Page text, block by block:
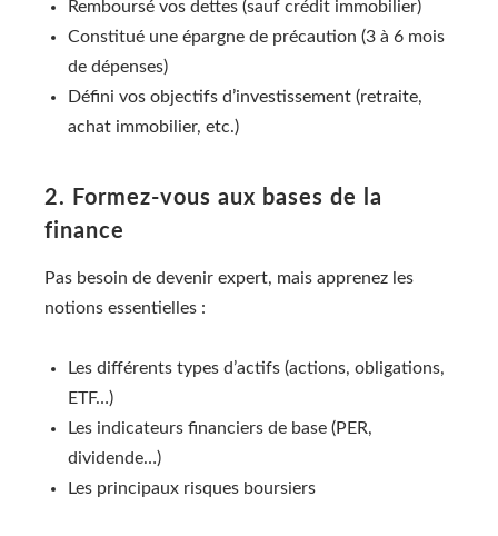
Remboursé vos dettes (sauf crédit immobilier)
Constitué une épargne de précaution (3 à 6 mois
de dépenses)
Défini vos objectifs d’investissement (retraite,
achat immobilier, etc.)
2. Formez-vous aux bases de la
finance
Pas besoin de devenir expert, mais apprenez les
notions essentielles :
Les différents types d’actifs (actions, obligations,
ETF…)
Les indicateurs financiers de base (PER,
dividende…)
Les principaux risques boursiers